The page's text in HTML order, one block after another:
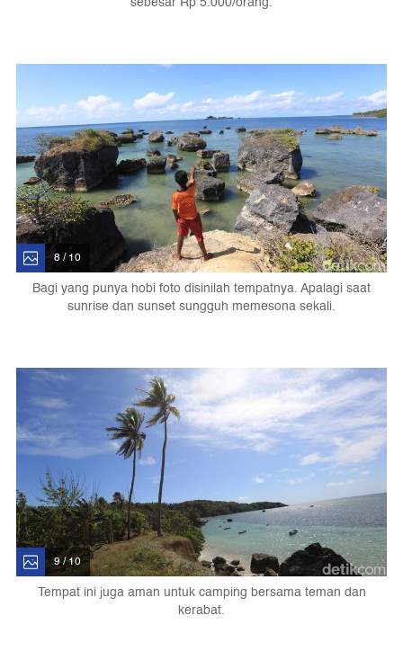
8 / 10
Bagi yang punya hobi foto disinilah tempatnya. Apalagi saat
sunrise dan sunset sungguh memesona sekali.
9 / 10
Tempat ini juga aman untuk camping bersama teman dan
kerabat.